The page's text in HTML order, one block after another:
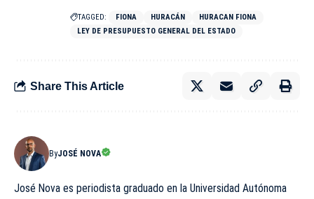
TAGGED: FIONA HURACÁN
HURACAN FIONA
LEY DE PRESUPUESTO GENERAL DEL ESTADO
Share This Article
ByJOSÉ NOVA
José Nova es periodista graduado en la Universidad Autónoma